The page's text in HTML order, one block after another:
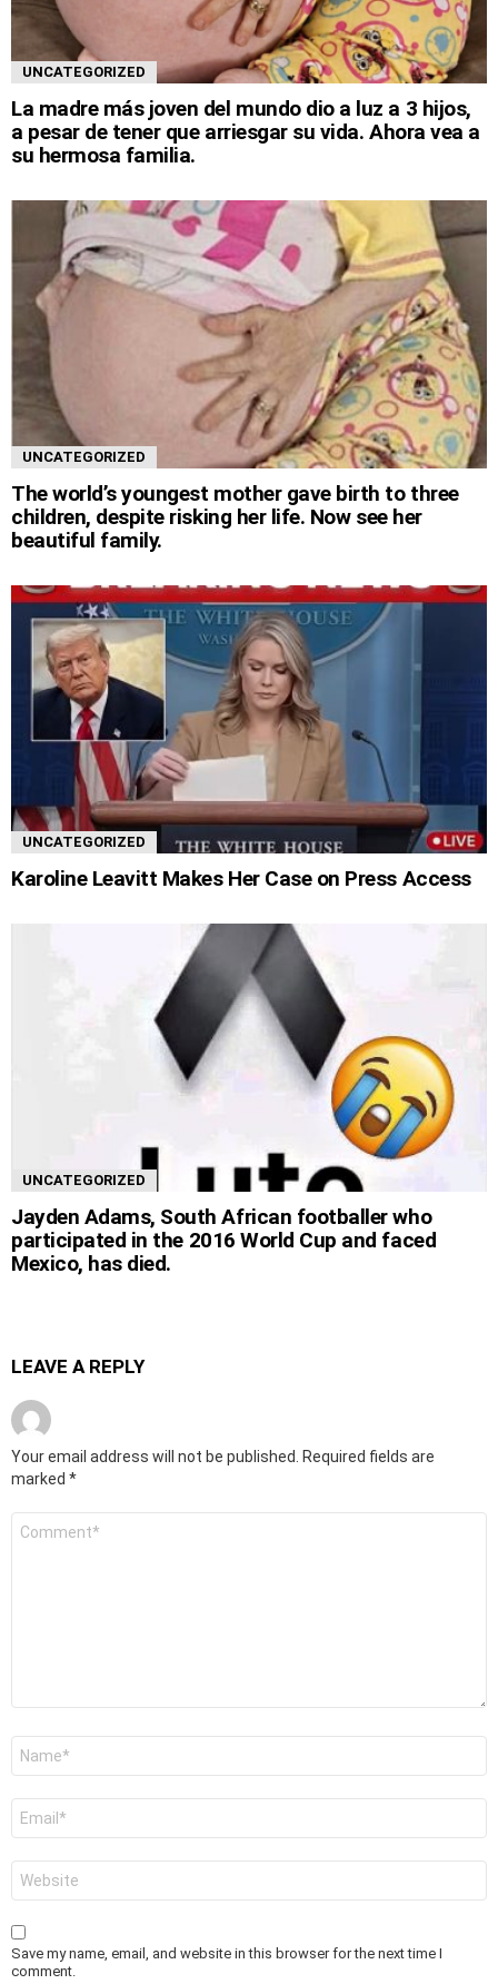
UNCATEGORIZED
La madre más joven del mundo dio a luz a 3 hijos,
a pesar de tener que arriesgar su vida. Ahora vea a
su hermosa familia.
UNCATEGORIZED
The world’s youngest mother gave birth to three
children, despite risking her life. Now see her
beautiful family.
UNCATEGORIZED
Karoline Leavitt Makes Her Case on Press Access
UNCATEGORIZED
Jayden Adams, South African footballer who
participated in the 2016 World Cup and faced
Mexico, has died.
LEAVE A REPLY
Your email address will not be published.
Required fields are
marked *
Save my name, email, and website in this browser for the next time I
comment.